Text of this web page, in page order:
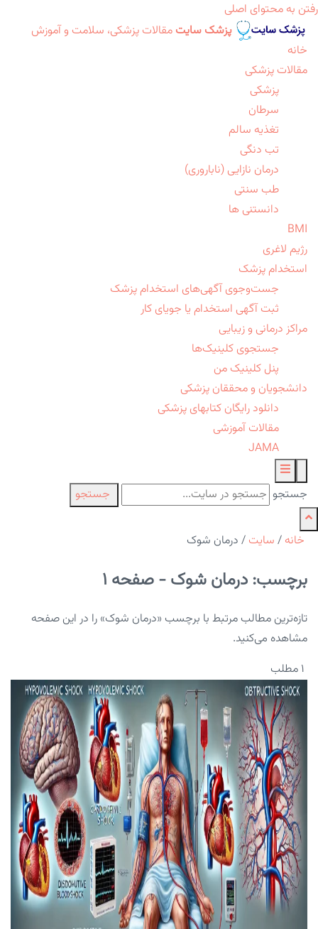
رفتن به محتوای اصلی
پزشک سایت مقالات پزشکی، سلامت و آموزش
خانه
مقالات پزشکی
پزشکی
سرطان
تغذیه سالم
تب دنگی
درمان نازایی (ناباروری)
طب سنتی
دانستنی ها
BMI
رژیم لاغری
استخدام پزشک
جست‌وجوی آگهی‌های استخدام پزشک
ثبت آگهی استخدام یا جویای کار
مراکز درمانی و زیبایی
جستجوی کلینیک‌ها
پنل کلینیک من
دانشجویان و محققان پزشکی
دانلود رایگان کتابهای پزشکی
مقالات آموزشی
JAMA
جستجو جستجو
خانه / سایت / درمان شوک
برچسب: درمان شوک - صفحه 1
تازه‌ترین مطالب مرتبط با برچسب «درمان شوک» را در این صفحه
مشاهده می‌کنید.
۱ مطلب